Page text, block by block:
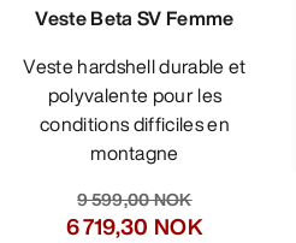
Veste Beta SV Femme
Veste hardshell durable et
polyvalente pour les
conditions difficiles en
montagne
9 599,00 NOK
6 719,30 NOK